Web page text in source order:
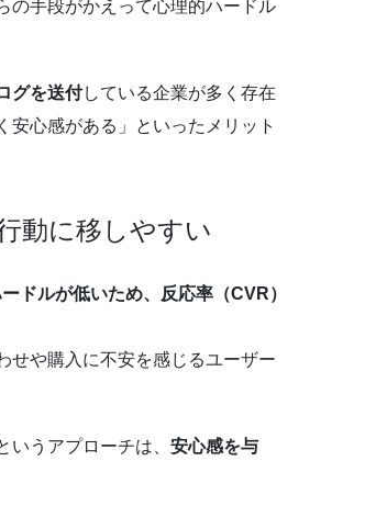
の手段がかえって心理的ハードル
グを送付している企業が多く存在
安心感がある」といったメリット
動に移しやすい
ドルが低いため、反応率（CVR）
せや購入に不安を感じるユーザー
うアプローチは、 安心感を与